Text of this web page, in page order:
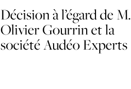
Décision à l’égard de M.
Olivier Gourrin et la
société Audéo Experts